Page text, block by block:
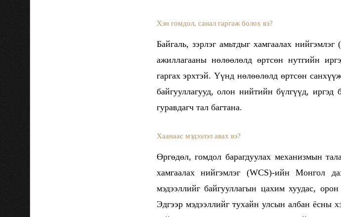
Хэн гомдол, санал гаргаж болох вэ?
Байгаль, зэрлэг амьтдыг хамгаалах
ажиллагааны нөлөөлөлд өртсөн нутгийн
гаргах эрхтэй. Үүнд нөлөөлөлд өртсөн
байгууллагууд, олон нийтийн бүлгүүд,
гуравдагч тал багтана.
Хаанаас мэдээлэл авах вэ?
Өргөдөл, гомдол барагдуулах механизмын
хамгаалах нийгэмлэг (WCS)-ийн Монгол
мэдээллийг байгууллагын цахим хуудас,
Эдгээр мэдээллийг тухайн улсын албан ёсны